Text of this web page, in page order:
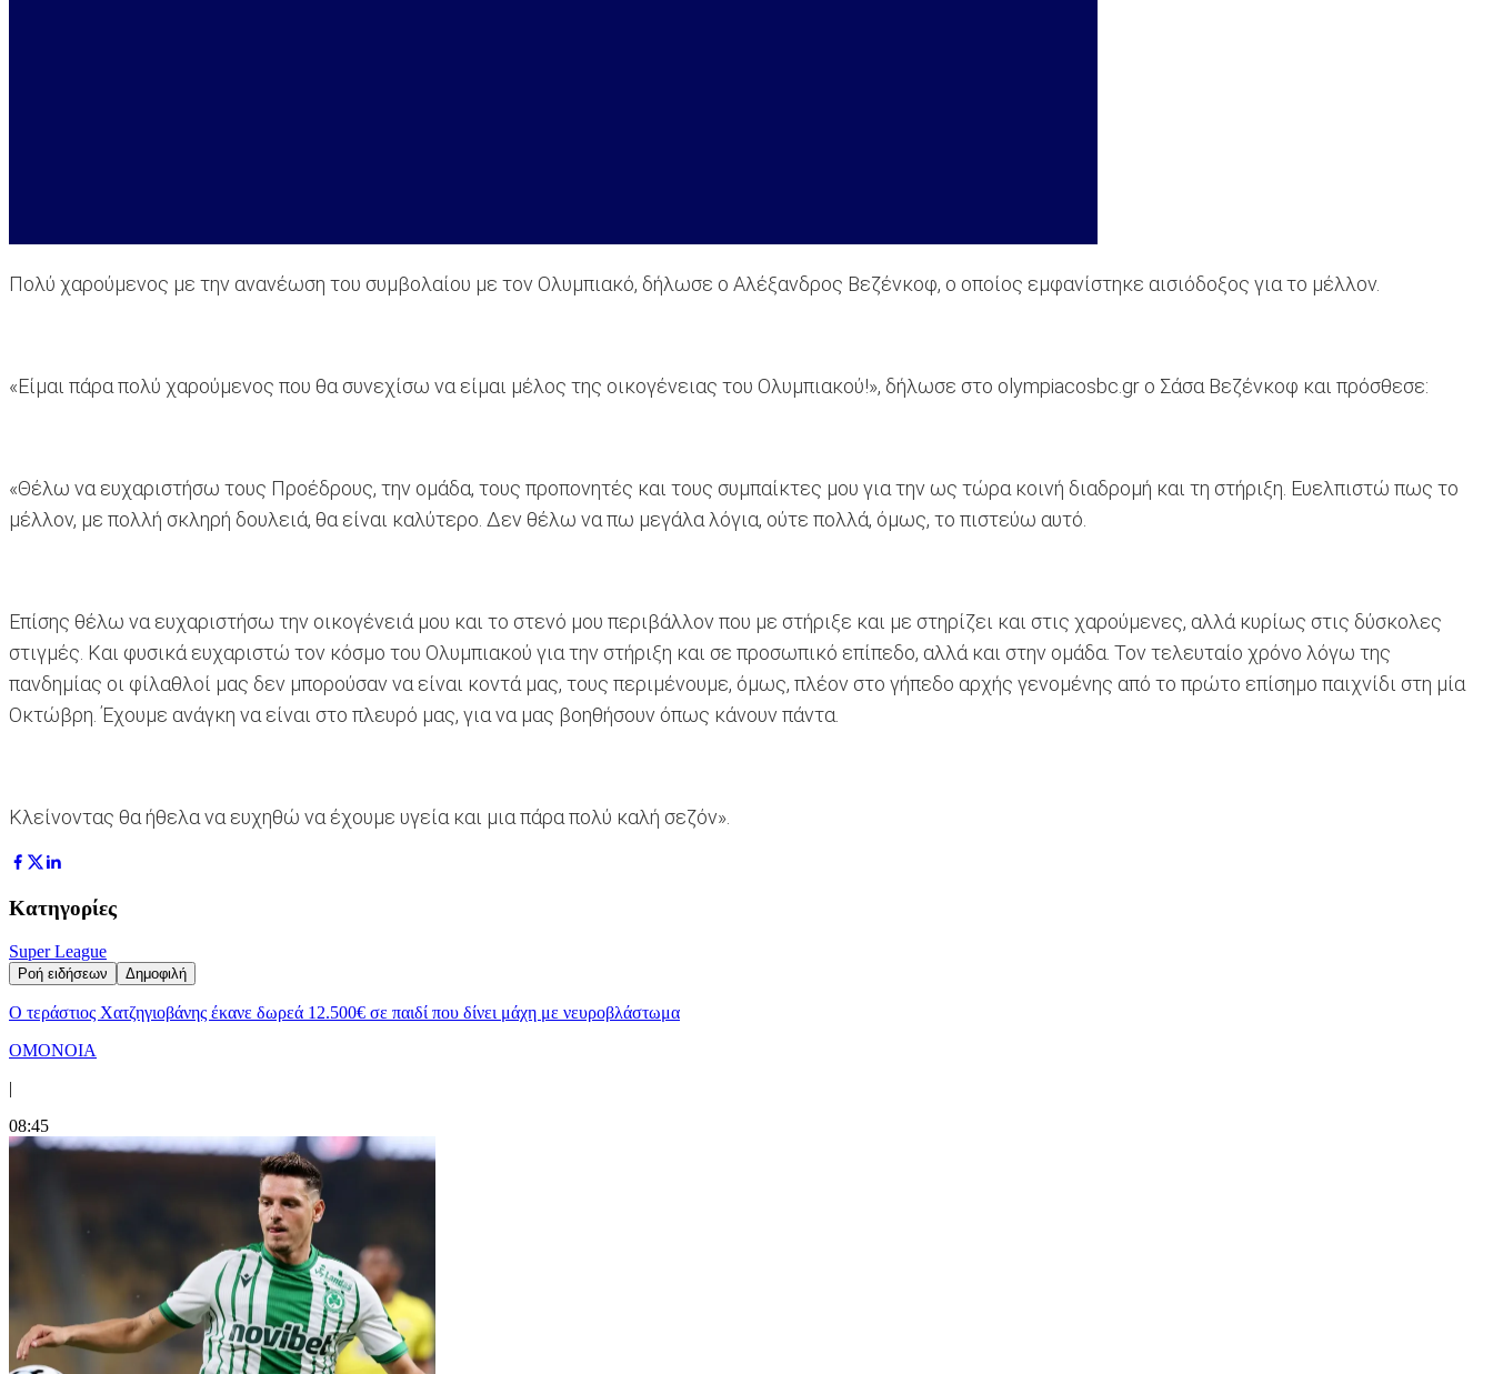
Πολύ χαρούμενος με την ανανέωση του συμβολαίου με τον Ολυμπιακό, δήλωσε ο Αλέξανδρος Βεζένκοφ, ο οποίος εμφανίστηκε αισιόδοξος για το μέλλον.
«Είμαι πάρα πολύ χαρούμενος που θα συνεχίσω να είμαι μέλος της οικογένειας του Ολυμπιακού!», δήλωσε στο olympiacosbc.gr ο Σάσα Βεζένκοφ και πρόσθεσε:
«Θέλω να ευχαριστήσω τους Προέδρους, την ομάδα, τους προπονητές και τους συμπαίκτες μου για την ως τώρα κοινή διαδρομή και τη στήριξη. Ευελπιστώ πως το
μέλλον, με πολλή σκληρή δουλειά, θα είναι καλύτερο. Δεν θέλω να πω μεγάλα λόγια, ούτε πολλά, όμως, το πιστεύω αυτό.
Επίσης θέλω να ευχαριστήσω την οικογένειά μου και το στενό μου περιβάλλον που με στήριξε και με στηρίζει και στις χαρούμενες, αλλά κυρίως στις δύσκολες
στιγμές. Και φυσικά ευχαριστώ τον κόσμο του Ολυμπιακού για την στήριξη και σε προσωπικό επίπεδο, αλλά και στην ομάδα. Τον τελευταίο χρόνο λόγω της
πανδημίας οι φίλαθλοί μας δεν μπορούσαν να είναι κοντά μας, τους περιμένουμε, όμως, πλέον στο γήπεδο αρχής γενομένης από το πρώτο επίσημο παιχνίδι στη μία
Οκτώβρη. Έχουμε ανάγκη να είναι στο πλευρό μας, για να μας βοηθήσουν όπως κάνουν πάντα.
Κλείνοντας θα ήθελα να ευχηθώ να έχουμε υγεία και μια πάρα πολύ καλή σεζόν».
Κατηγορίες
Super League
Ροή ειδήσεων Δημοφιλή
Ο τεράστιος Χατζηγιοβάνης έκανε δωρεά 12.500€ σε παιδί που δίνει μάχη με νευροβλάστωμα
ΟΜΟΝΟΙΑ
|
08:45